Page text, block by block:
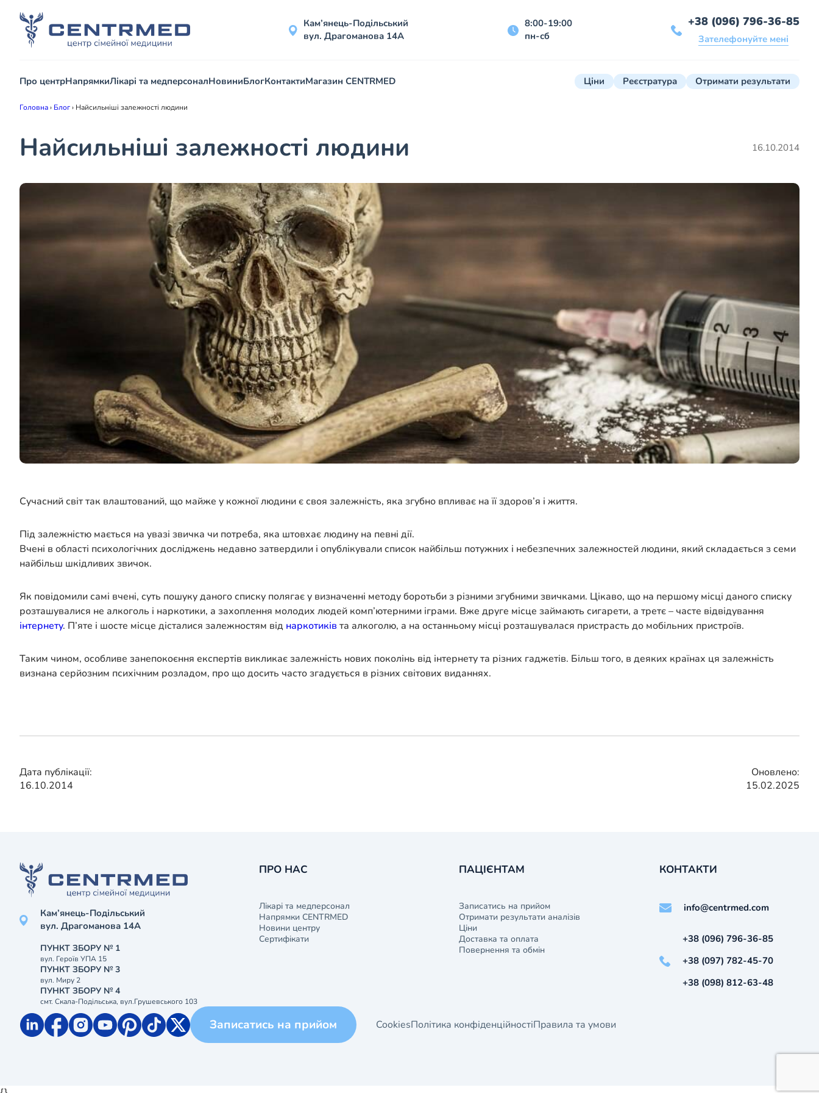
Кам’янець-Подільський
вул. Драгоманова 14А
8:00-19:00
пн-сб
+38 (096) 796-36-85
Зателефонуйте мені
Про центрНапрямкиЛікарі та медперсоналНовиниБлогКонтактиМагазин CENTRMED Ціни Реєстратура Отримати результати
Головна› Блог› Найсильніші залежності людини
Найсильніші залежності людини 16.10.2014
Сучасний світ так влаштований, що майже у кожної людини є своя залежність, яка згубно впливає на її здоров’я і життя.
Під залежністю мається на увазі звичка чи потреба, яка штовхає людину на певні дії.
Вчені в області психологічних досліджень недавно затвердили і опублікували список найбільш потужних і небезпечних залежностей людини, який складається з семи
найбільш шкідливих звичок.
Як повідомили самі вчені, суть пошуку даного списку полягає у визначенні методу боротьби з різними згубними звичками. Цікаво, що на першому місці даного списку
розташувалися не алкоголь і наркотики, а захоплення молодих людей комп’ютерними іграми. Вже друге місце займають сигарети, а третє – часте відвідування
інтернету. П’яте і шосте місце дісталися залежностям від наркотиків та алкоголю, а на останньому місці розташувалася пристрасть до мобільних пристроїв.
Таким чином, особливе занепокоєння експертів викликає залежність нових поколінь від інтернету та різних гаджетів. Більш того, в деяких країнах ця залежність
визнана серйозним психічним розладом, про що досить часто згадується в різних світових виданнях.
Дата публікації:
16.10.2014
Оновлено:
15.02.2025
Кам’янець-Подільський
вул. Драгоманова 14А
ПУНКТ ЗБОРУ № 1
вул. Героїв УПА 15
ПУНКТ ЗБОРУ № 3
вул. Миру 2
ПУНКТ ЗБОРУ № 4
смт. Скала-Подільська, вул.Грушевського 103
ПРО НАС
Лікарі та медперсонал
Напрямки CENTRMED
Новини центру
Сертифікати
ПАЦІЄНТАМ
Записатись на прийом
Отримати результати аналізів
Ціни
Доставка та оплата
Повернення та обмін
КОНТАКТИ
info@centrmed.com
+38 (096) 796-36-85
+38 (097) 782-45-70
+38 (098) 812-63-48
Записатись на прийом CookiesПолітика конфіденційностіПравила та умови